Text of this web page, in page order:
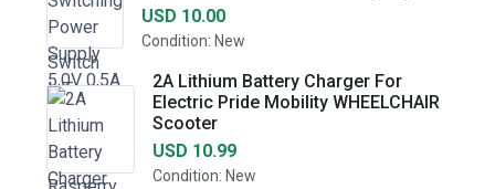
USD 10.00
Condition: New
2A Lithium Battery Charger For
Electric Pride Mobility WHEELCHAIR
Scooter
USD 10.99
Condition: New